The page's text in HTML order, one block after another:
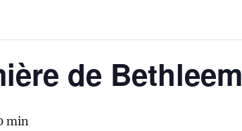
de Bethleem
min